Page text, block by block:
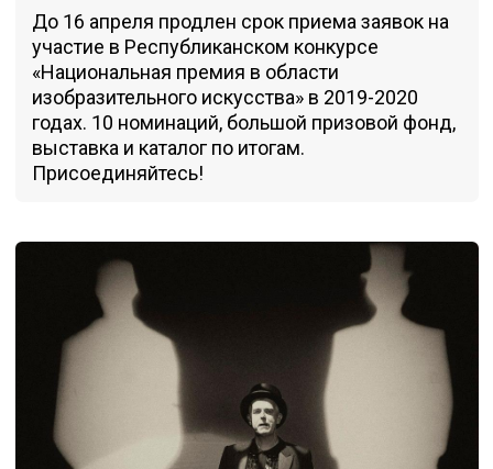
До 16 апреля продлен срок приема заявок на
участие в Республиканском конкурсе
«Национальная премия в области
изобразительного искусства» в 2019-2020
годах. 10 номинаций, большой призовой фонд,
выставка и каталог по итогам.
Присоединяйтесь!